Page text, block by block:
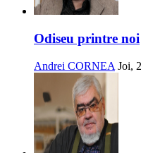
Odiseu printre noi
Andrei CORNEA Joi,